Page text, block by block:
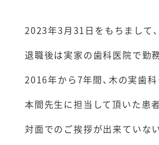
2023年3月31日をもちまして
退職後は実家の歯科医院で勤
2016年から7年間、木の実歯
本間先生に担当して頂いた患
対面でのご挨拶が出来ていな